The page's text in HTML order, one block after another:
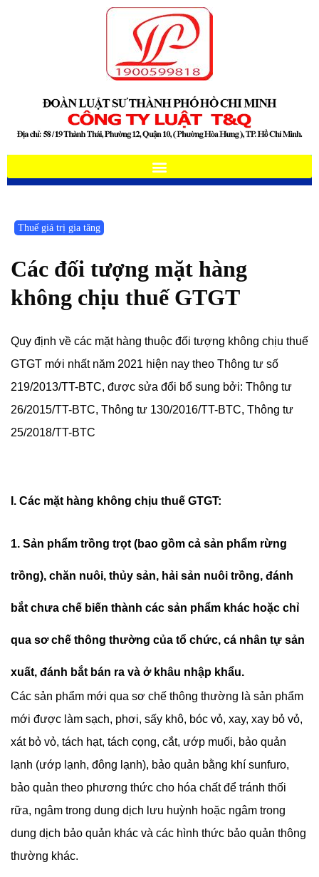
Thuế giá trị gia tăng
Các đối tượng mặt hàng
không chịu thuế GTGT
Quy định về các mặt hàng thuộc đối tượng không chịu thuế
GTGT mới nhất năm 2021 hiện nay theo Thông tư số
219/2013/TT-BTC, được sửa đổi bổ sung bởi: Thông tư
26/2015/TT-BTC, Thông tư 130/2016/TT-BTC, Thông tư
25/2018/TT-BTC
I. Các mặt hàng không chịu thuế GTGT:
1. Sản phẩm trồng trọt (bao gồm cả sản phẩm rừng
trồng), chăn nuôi, thủy sản, hải sản nuôi trồng, đánh
bắt chưa chế biến thành các sản phẩm khác hoặc chỉ
qua sơ chế thông thường của tổ chức, cá nhân tự sản
xuất, đánh bắt bán ra và ở khâu nhập khẩu.
Các sản phẩm mới qua sơ chế thông thường là sản phẩm
mới được làm sạch, phơi, sấy khô, bóc vỏ, xay, xay bỏ vỏ,
xát bỏ vỏ, tách hạt, tách cọng, cắt, ướp muối, bảo quản
lạnh (ướp lạnh, đông lạnh), bảo quản bằng khí sunfuro,
bảo quản theo phương thức cho hóa chất để tránh thối
rữa, ngâm trong dung dịch lưu huỳnh hoặc ngâm trong
dung dịch bảo quản khác và các hình thức bảo quản thông
thường khác.